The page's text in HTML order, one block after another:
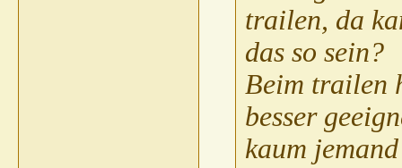
trailen, da
das so sein?
Beim trailen
besser
kaum